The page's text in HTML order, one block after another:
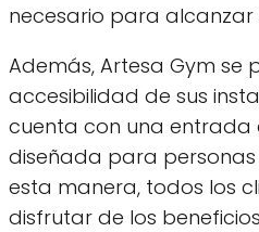
necesario para alcanzar
Además, Artesa Gym se
accesibilidad de sus
cuenta con una entrada
diseñada para personas
esta manera, todos los
disfrutar de los